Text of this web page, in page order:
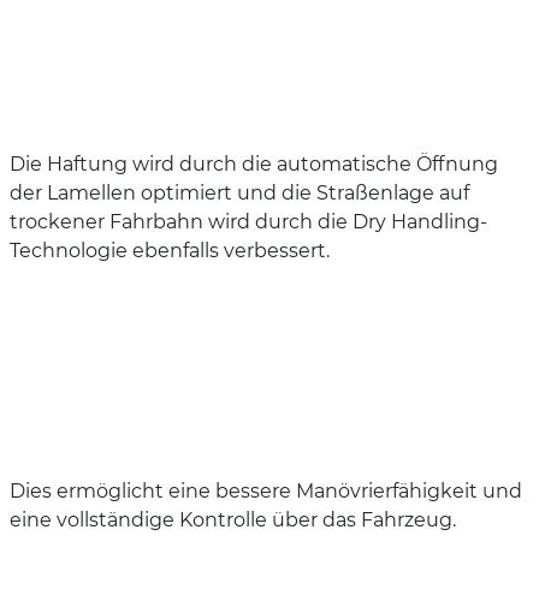
Die Haftung wird durch die automatische Öffnung
der Lamellen optimiert und die Straßenlage auf
trockener Fahrbahn wird durch die Dry Handling-
Technologie ebenfalls verbessert.
Dies ermöglicht eine bessere Manövrierfähigkeit und
eine vollständige Kontrolle über das Fahrzeug.